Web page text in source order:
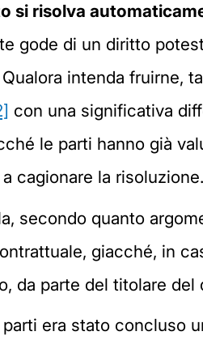
si risolva
gode di un diritto
Qualora intenda fruirne,
con una significativa
le parti hanno già
cagionare la risoluzione.
secondo quanto
giacché, in
da parte del titolare
era stato concluso